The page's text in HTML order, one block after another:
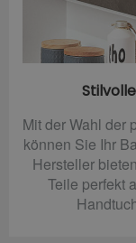
Mit der Wahl der
können Sie Ihr
Hersteller
Teile perfekt